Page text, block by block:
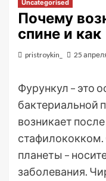
Uncategorised
Почему
спине и как
pristroykin_ 25
Фурункул – это
бактериальной
возникает
стафилококком.
планеты –
заболевания.